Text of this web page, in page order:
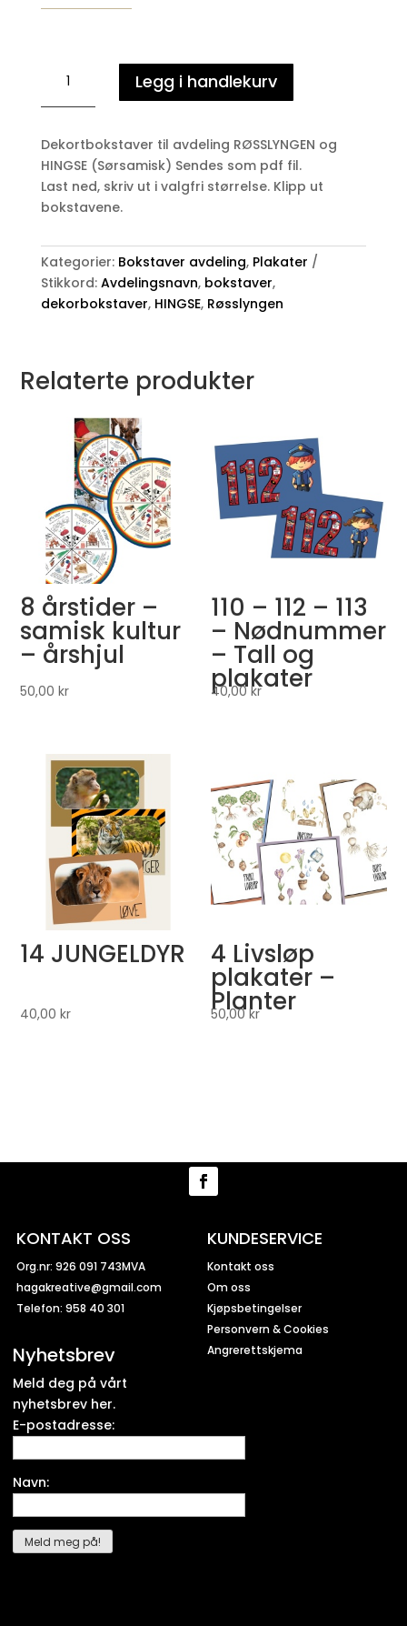
RØSSLYNGEN
HINGSE
antall
Legg i handlekurv
Dekortbokstaver til avdeling RØSSLYNGEN og
HINGSE (Sørsamisk) Sendes som pdf fil.
Last ned, skriv ut i valgfri størrelse. Klipp ut
bokstavene.
Kategorier: Bokstaver avdeling, Plakater
Stikkord: Avdelingsnavn, bokstaver,
dekorbokstaver, HINGSE, Røsslyngen
Relaterte produkter
8 årstider –
samisk kultur
– årshjul
50,00kr
110 – 112 – 113
– Nødnummer
– Tall og
plakater
40,00kr
14 JUNGELDYR
40,00kr
4 Livsløp
plakater –
Planter
50,00kr
KONTAKT OSS
Org.nr: 926 091 743MVA
hagakreative@gmail.com
Telefon: 958 40 301
Nyhetsbrev
Meld deg på vårt
nyhetsbrev her.
E-postadresse:
Navn:
KUNDESERVICE
Kontakt oss
Om oss
Kjøpsbetingelser
Personvern & Cookies
Angrerettskjema